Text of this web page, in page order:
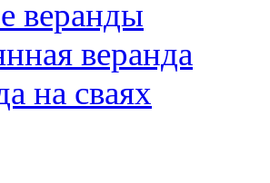
веранды
веранда
на сваях